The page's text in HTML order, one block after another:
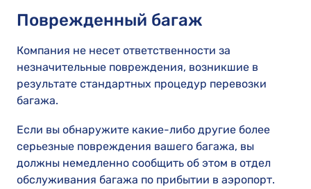
Поврежденный багаж
Компания не несет ответственности за
незначительные повреждения, возникшие в
результате стандартных процедур перевозки
багажа.
Если вы обнаружите какие-либо другие более
серьезные повреждения вашего багажа, вы
должны немедленно сообщить об этом в отдел
обслуживания багажа по прибытии в аэропорт.